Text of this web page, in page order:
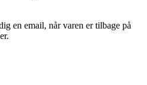
en email, når varen er tilbage på